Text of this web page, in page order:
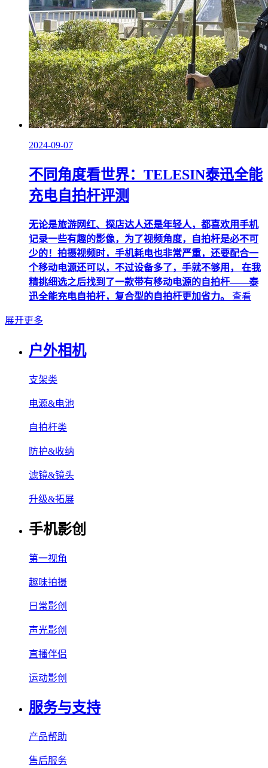
2024-09-07
不同角度看世界：TELESIN泰迅全能
充电自拍杆评测
​无论是旅游网红、探店达人还是年轻人，都喜欢用手机
记录一些有趣的影像，为了视频角度，自拍杆是必不可
少的！拍摄视频时，手机耗电也非常严重，还要配合一
个移动电源还可以，不过设备多了，手就不够用， 在我
精挑细选之后找到了一款带有移动电源的自拍杆——泰
迅全能充电自拍杆，复合型的自拍杆更加省力。
查看
展开更多
户外相机
支架类
电源&电池
自拍杆类
防护&收纳
滤镜&镜头
升级&拓展
手机影创
第一视角
趣味拍摄
日常影创
声光影创
直播伴侣
运动影创
服务与支持
产品帮助
售后服务